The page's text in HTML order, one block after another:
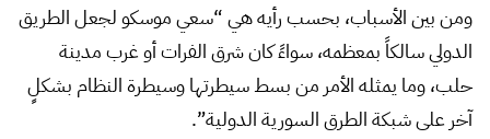
ومن بين الأسباب، بحسب رأيه هي “سعي موسكو لجعل الطريق
الدولي سالكاً بمعظمه، سواءً كان شرق الفرات أو غرب مدينة
حلب، وما يمثله الأمر من بسط سيطرتها وسيطرة النظام بشكلٍ
آخر على شبكة الطرق السورية الدولية”.